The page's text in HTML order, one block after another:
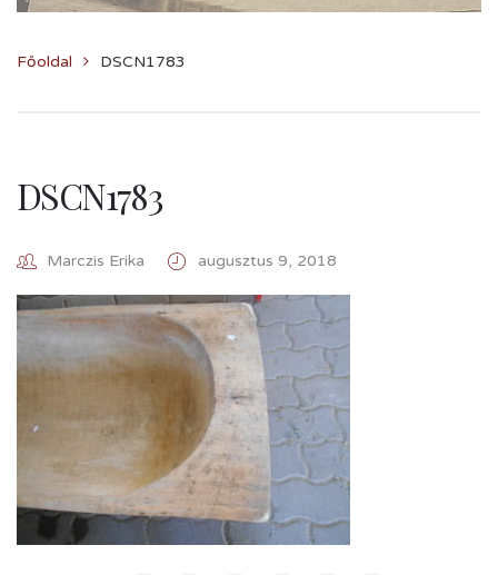
Főoldal DSCN1783
DSCN1783
Marczis Erika augusztus 9, 2018